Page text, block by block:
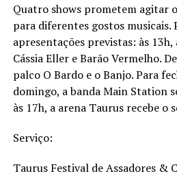
Quatro shows prometem agitar
para diferentes gostos musicais.
apresentações previstas: às
Cássia Eller e Barão Vermelho.
palco O Bardo e o Banjo. Para
domingo, a banda Main Station
às 17h, a arena Taurus recebe o
Serviço:
Taurus Festival de Assadores &